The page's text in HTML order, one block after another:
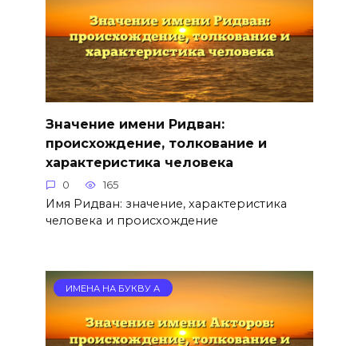
Значение имени Ридван:
происхождение, толкование и
характеристика человека
0 165
Имя Ридван: значение, характеристика
человека и происхождение
ИМЕНА НА БУКВУ А